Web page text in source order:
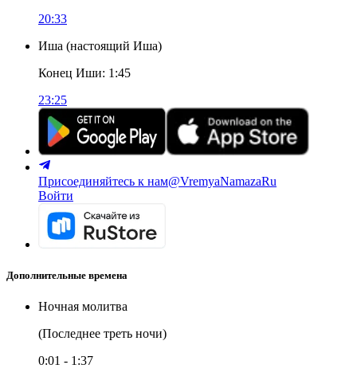
20:33
Иша (настоящий Иша)
Конец Иши: 1:45
23:25
Присоединяйтесь к нам@VremyaNamazaRu
Войти
Дополнительные времена
Ночная молитва
(Последнее треть ночи)
0:01 - 1:37